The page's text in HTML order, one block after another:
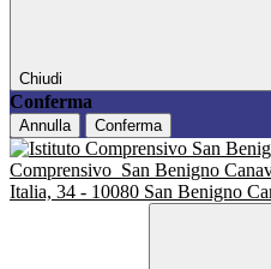
Chiudi
Conferma
Annulla Conferma
Comprensivo San Benigno
Italia, 34 - 10080 San Benigno